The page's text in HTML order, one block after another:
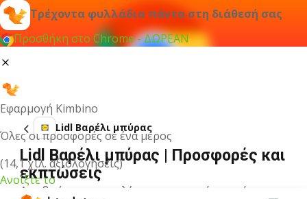
Τρέχοντα φυλλάδια πάντα στη διάθεσή σας
Προσθήκη στο Chrome - ΔΩΡΕΑΝ
Εφαρμογή Kimbino
Όλες οι προσφορές σε ένα μέρος
(14,1 χιλ. αξιολογήσεις)
Ανοίξτε το
Lidl Βαρέλι μπύρας
Lidl Βαρέλι μπύρας | Προσφορές και
εκπτώσεις
Δεν βρήκαμε αποτελέσματα για αυτόν τον όρο.